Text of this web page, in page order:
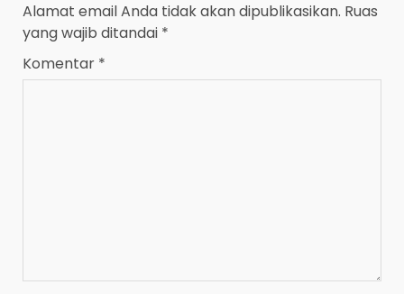
Alamat email Anda tidak akan dipublikasikan. Ruas
yang wajib ditandai *
Komentar *